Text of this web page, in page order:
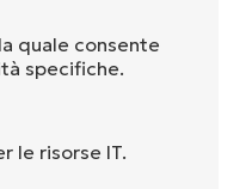
quale consente
specifiche.
le risorse IT.